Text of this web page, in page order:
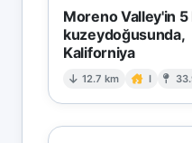
Moreno Valley'in 5
kuzeydoğusunda,
Kaliforniya
12.7 km I